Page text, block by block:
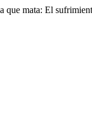
que mata: El